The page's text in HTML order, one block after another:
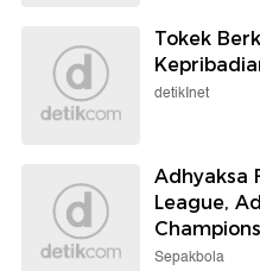
Tokek
detikInet
Adhyaksa
League,
Sepakbola